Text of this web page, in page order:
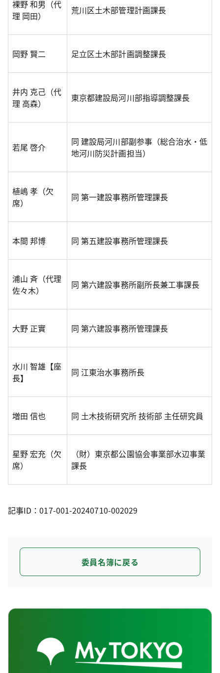
裸野 和男（代
理 岡田）
荒川区土木部管理計画課長
岡野 賢二 足立区土木部計画調整課長
井内 克己（代
理 高森）
東京都建設局河川部指導調整課長
若尾 啓介
同 建設局河川部副参事（総合治水・低
地河川防災計画担当）
植嶋 孝（欠
席）
同 第一建設事務所管理課長
本間 邦博 同 第五建設事務所管理課長
浦山 斉（代理
佐々木）
同 第六建設事務所副所長兼工事課長
大野 正實 同 第六建設事務所管理課長
水川 智雄【座
長】
同 江東治水事務所長
増田 信也 同 土木技術研究所 技術部 主任研究員
星野 宏充（欠
席）
（財）東京都公園協会事業部水辺事業
課長
記事ID：017-001-20240710-002029
委員名簿に戻る